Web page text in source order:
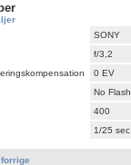
SONY
f/3,2
0 EV
No Flash
400
1/25 sec
forrige